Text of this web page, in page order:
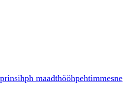
maadthööhpehtimmesne